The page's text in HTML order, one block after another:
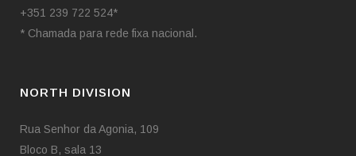
+351 239 722 524*
* Chamada para rede fixa nacional.
NORTH DIVISION
Rua Senhor da Agonia, 109
Bloco B, sala 13